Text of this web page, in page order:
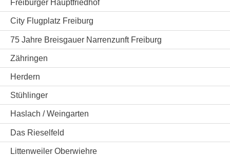
Freiburger Hauptfriedhof
City Flugplatz Freiburg
75 Jahre Breisgauer Narrenzunft Freiburg
Zähringen
Herdern
Stühlinger
Haslach / Weingarten
Das Rieselfeld
Littenweiler Oberwiehre